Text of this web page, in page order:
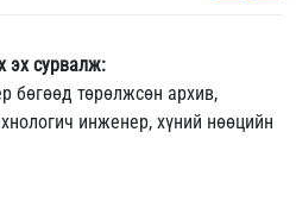
эх сурвалж:
бөгөөд төрөлжсөн архив,
инженер, хүний нөөцийн